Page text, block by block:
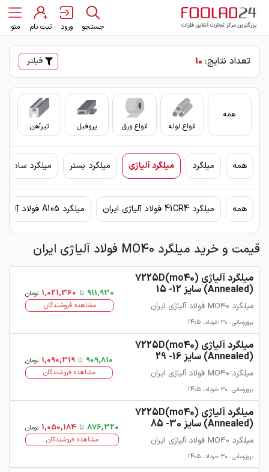
جستجو ورود ثبت نام منو
تعداد نتایج: 10 فیلتر
همه
انواع لوله
انواع ورق پروفیل تیرآهن
همه میلگرد میلگرد آلیاژی میلگرد بستر میلگرد ساده
همه میلگرد 41CR4 فولاد آلیاژی ایران میلگرد A105 فولاد آلیاژی ایران
قیمت و خرید میلگرد MO40 فولاد آلیاژی ایران
میلگرد آلیاژی 7225D(mo40)
(Annealed) سایز 12- 15
میلگرد MO40 فولاد آلیاژی ایران
بروزرسانی: 30 خرداد، 1405
911,930 تا 1,021,360 تومان
مشاهده فروشندگان
میلگرد آلیاژی 7225D(mo40)
(Annealed) سایز 16- 29
میلگرد MO40 فولاد آلیاژی ایران
بروزرسانی: 30 خرداد، 1405
909,810 تا 1,090,319 تومان
مشاهده فروشندگان
میلگرد آلیاژی 7225D(mo40)
(Annealed) سایز 30- 85
میلگرد MO40 فولاد آلیاژی ایران
بروزرسانی: 30 خرداد، 1405
876,320 تا 1,050,184 تومان
مشاهده فروشندگان